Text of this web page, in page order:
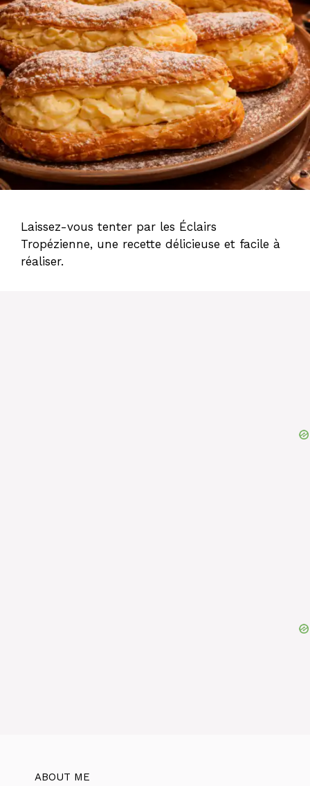
Laissez-vous tenter par les Éclairs
Tropézienne, une recette délicieuse et facile à
réaliser.
ABOUT ME